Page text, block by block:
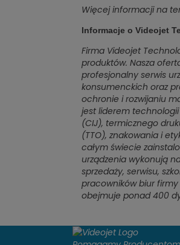
Więcej informacji na
Informacje o Videojet
Firma Videojet
produktów. Nasza
profesjonalny serwis
konsumenckich oraz
ochronie i rozwijaniu
jest liderem
(CIJ), termicznego
(TTO), znakowania i
całym świecie
urządzenia wykonują
sprzedaży, serwisu,
pracowników biur
obejmuje ponad 400